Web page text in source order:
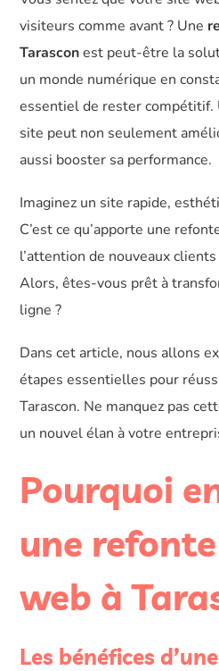
visiteurs comme avant ? Une
Tarasconest peut-être la
un monde numérique en
essentiel de rester compétitif.
site peut non seulement
aussi booster sa performance.
Imaginez un site rapide,
C’est ce qu’apporte une
l’attention de nouveaux
Alors, êtes-vous prêt à
ligne ?
Dans cet article, nous allons
étapes essentielles pour
Tarascon. Ne manquez pas
un nouvel élan à votre
Pourquoi
une
web à
Les bénéfices